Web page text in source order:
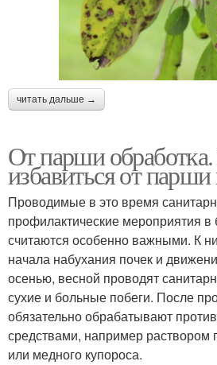
читать дальше →
От парши
избавиться от
Проводимые в это время
профилактические мероприятия
считаются особенно важными. К
начала набухания почек и
осенью, весной проводят
сухие и больные побеги. После
обязательно обрабатывают
средствами, например раствором
или медного купороса.